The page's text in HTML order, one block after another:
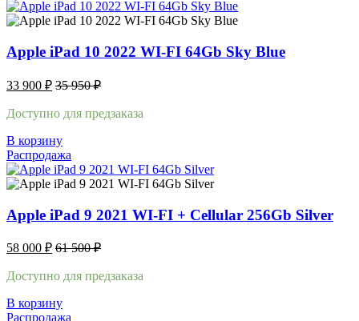
Apple iPad 10 2022 WI-FI 64Gb Sky Blue
33 900 ₽ 35 950₽
Доступно для предзаказа
В корзину
Распродажа
Apple iPad 9 2021 WI-FI + Cellular 256Gb Silver
58 000 ₽ 61 500₽
Доступно для предзаказа
В корзину
Распродажа